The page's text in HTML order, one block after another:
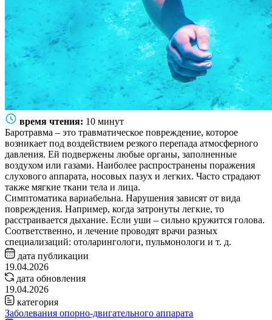
время чтения: 10 минут
Баротравма – это травматическое повреждение, которое
возникает под воздействием резкого перепада атмосферного
давления. Ей подвержены любые органы, заполненные
воздухом или газами. Наиболее распространены поражения
слухового аппарата, носовых пазух и легких. Часто страдают
также мягкие ткани тела и лица.
Симптоматика вариабельна. Нарушения зависят от вида
повреждения. Например, когда затронуты легкие, то
расстраивается дыхание. Если уши – сильно кружится голова.
Соответственно, и лечение проводят врачи разных
специализаций: отоларингологи, пульмонологи и т. д.
дата публикации
19.04.2026
дата обновления
19.04.2026
категория
Заболевания опорно-двигательного аппарата